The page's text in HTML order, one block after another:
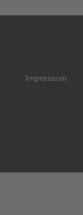
Impressum